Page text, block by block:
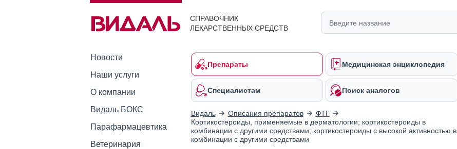
СПРАВОЧНИК
ЛЕКАРСТВЕННЫХ СРЕДСТВ
Новости
Наши услуги
О компании
Видаль БОКС
Парафармацевтика
Ветеринария
Препараты Медицинская энциклопедия
Специалистам Поиск аналогов
Видаль Описания препаратов
ФТГ
Кортикостероиды, применяемые в дерматологии; кортикостероиды в
комбинации с другими средствами; кортикостероиды с высокой активностью в
комбинации с другими средствами